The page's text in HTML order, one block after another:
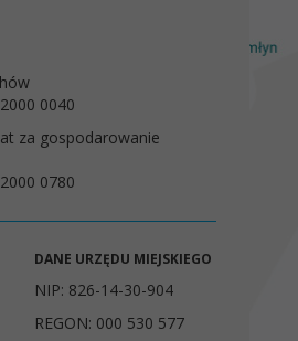
0040
za gospodarowanie
0780
DANE URZĘDU MIEJSKIEGO
NIP: 826-14-30-904
REGON: 000 530 577